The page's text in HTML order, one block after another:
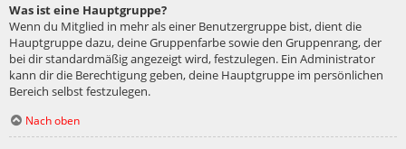
Was ist eine Hauptgruppe?
Wenn du Mitglied in mehr als einer Benutzergruppe bist, dient die
Hauptgruppe dazu, deine Gruppenfarbe sowie den Gruppenrang, der
bei dir standardmäßig angezeigt wird, festzulegen. Ein Administrator
kann dir die Berechtigung geben, deine Hauptgruppe im persönlichen
Bereich selbst festzulegen.
Nach oben